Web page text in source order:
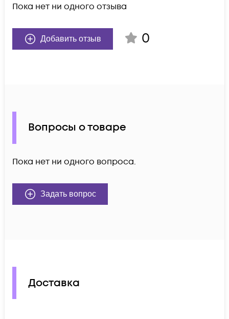
Пока нет ни одного отзыва
Добавить отзыв 0
Вопросы о товаре
Пока нет ни одного вопроса.
Задать вопрос
Доставка